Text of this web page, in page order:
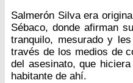
Salmerón Silva era
Sébaco, donde afirman
tranquilo, mesurado y
través de los medios de
del asesinato, que
habitante de ahí.